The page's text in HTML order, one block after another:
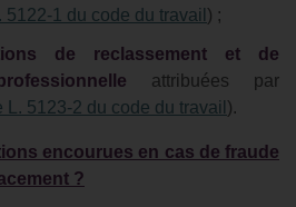
5122-1 du code du travail ) ;
de reclassement et de
attribuées par
L. 5123-2 du code du travail ).
encourues en cas de fraude
?